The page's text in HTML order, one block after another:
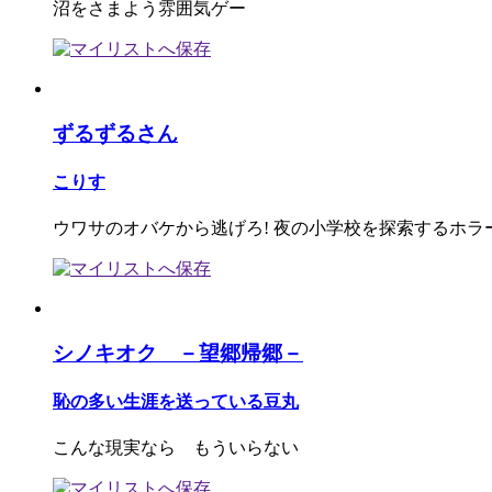
沼をさまよう雰囲気ゲー
ずるずるさん
こりす
ウワサのオバケから逃げろ! 夜の小学校を探索するホラ
シノキオク －望郷帰郷－
恥の多い生涯を送っている豆丸
こんな現実なら もういらない